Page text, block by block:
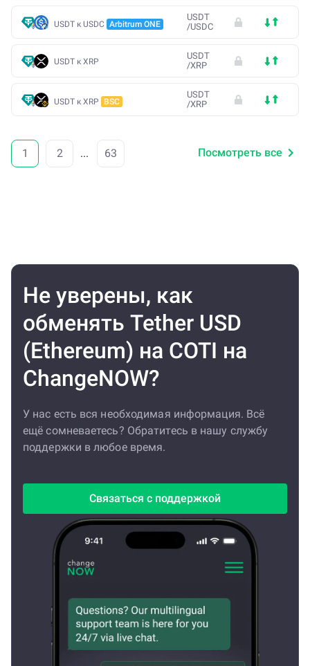
USDT к USDC Arbitrum ONE
USDT
/USDC
USDT к XRP
USDT
/XRP
USDT к XRP BSC
USDT
/XRP
1 2 ... 63 Посмотреть все
Не уверены, как
обменять Tether USD
(Ethereum) на COTI на
ChangeNOW?
У нас есть вся необходимая информация. Всё
ещё сомневаетесь? Обратитесь в нашу службу
поддержки в любое время.
Связаться с поддержкой